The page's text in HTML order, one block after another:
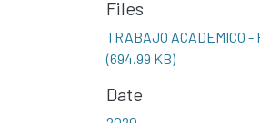
Files
TRABAJO ACADEMICO
(694.99 KB)
Date